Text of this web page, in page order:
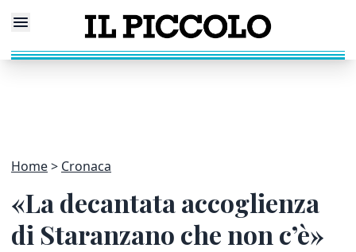
Home Cronaca
«La decantata accoglienza
di Staranzano che non c’è»